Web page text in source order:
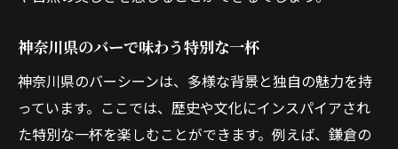
神奈川県のバーで味わう特別な一杯
神奈川県のバーシーンは、多様な背景と独自の魅力を持
っています。ここでは、歴史や文化にインスパイアされ
た特別な一杯を楽しむことができます。例えば、鎌倉の